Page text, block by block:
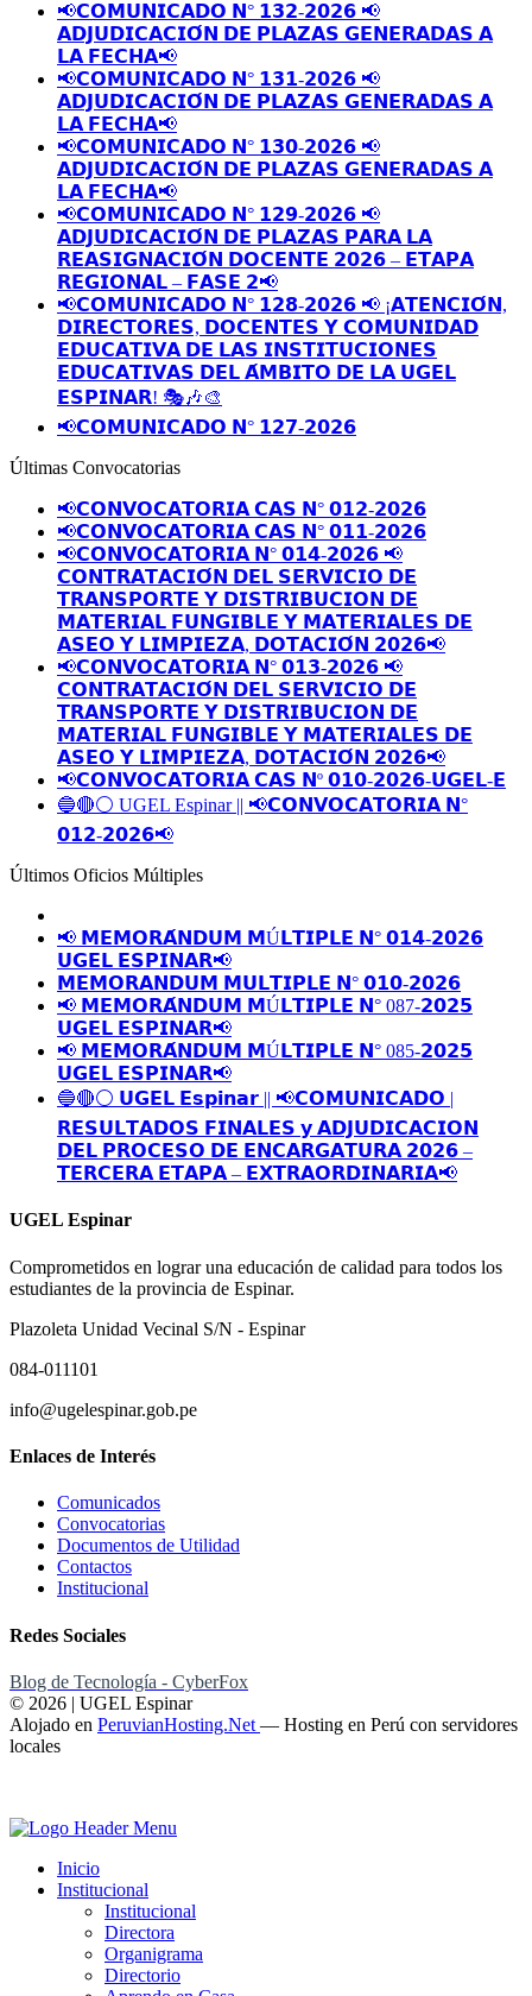
📢𝗖𝗢𝗠𝗨𝗡𝗜𝗖𝗔𝗗𝗢 𝗡° 𝟭𝟯𝟮-𝟮𝟬𝟮𝟲 📢
𝗔𝗗𝗝𝗨𝗗𝗜𝗖𝗔𝗖𝗜𝗢́𝗡 𝗗𝗘 𝗣𝗟𝗔𝗭𝗔𝗦 𝗚𝗘𝗡𝗘𝗥𝗔𝗗𝗔𝗦 𝗔
𝗟𝗔 𝗙𝗘𝗖𝗛𝗔📢
📢𝗖𝗢𝗠𝗨𝗡𝗜𝗖𝗔𝗗𝗢 𝗡° 𝟭𝟯𝟭-𝟮𝟬𝟮𝟲 📢
𝗔𝗗𝗝𝗨𝗗𝗜𝗖𝗔𝗖𝗜𝗢́𝗡 𝗗𝗘 𝗣𝗟𝗔𝗭𝗔𝗦 𝗚𝗘𝗡𝗘𝗥𝗔𝗗𝗔𝗦 𝗔
𝗟𝗔 𝗙𝗘𝗖𝗛𝗔📢
📢𝗖𝗢𝗠𝗨𝗡𝗜𝗖𝗔𝗗𝗢 𝗡° 𝟭𝟯𝟬-𝟮𝟬𝟮𝟲 📢
𝗔𝗗𝗝𝗨𝗗𝗜𝗖𝗔𝗖𝗜𝗢́𝗡 𝗗𝗘 𝗣𝗟𝗔𝗭𝗔𝗦 𝗚𝗘𝗡𝗘𝗥𝗔𝗗𝗔𝗦 𝗔
𝗟𝗔 𝗙𝗘𝗖𝗛𝗔📢
📢𝗖𝗢𝗠𝗨𝗡𝗜𝗖𝗔𝗗𝗢 𝗡° 𝟭𝟮𝟵-𝟮𝟬𝟮𝟲 📢
𝗔𝗗𝗝𝗨𝗗𝗜𝗖𝗔𝗖𝗜𝗢́𝗡 𝗗𝗘 𝗣𝗟𝗔𝗭𝗔𝗦 𝗣𝗔𝗥𝗔 𝗟𝗔
𝗥𝗘𝗔𝗦𝗜𝗚𝗡𝗔𝗖𝗜𝗢́𝗡 𝗗𝗢𝗖𝗘𝗡𝗧𝗘 𝟮𝟬𝟮𝟲 – 𝗘𝗧𝗔𝗣𝗔
𝗥𝗘𝗚𝗜𝗢𝗡𝗔𝗟 – 𝗙𝗔𝗦𝗘 𝟮📢
📢𝗖𝗢𝗠𝗨𝗡𝗜𝗖𝗔𝗗𝗢 𝗡° 𝟭𝟮𝟴-𝟮𝟬𝟮𝟲 📢 ¡𝗔𝗧𝗘𝗡𝗖𝗜𝗢́𝗡,
𝗗𝗜𝗥𝗘𝗖𝗧𝗢𝗥𝗘𝗦, 𝗗𝗢𝗖𝗘𝗡𝗧𝗘𝗦 𝗬 𝗖𝗢𝗠𝗨𝗡𝗜𝗗𝗔𝗗
𝗘𝗗𝗨𝗖𝗔𝗧𝗜𝗩𝗔 𝗗𝗘 𝗟𝗔𝗦 𝗜𝗡𝗦𝗧𝗜𝗧𝗨𝗖𝗜𝗢𝗡𝗘𝗦
𝗘𝗗𝗨𝗖𝗔𝗧𝗜𝗩𝗔𝗦 𝗗𝗘𝗟 𝗔́𝗠𝗕𝗜𝗧𝗢 𝗗𝗘 𝗟𝗔 𝗨𝗚𝗘𝗟
𝗘𝗦𝗣𝗜𝗡𝗔𝗥! 🎭🎶🎨
📢𝗖𝗢𝗠𝗨𝗡𝗜𝗖𝗔𝗗𝗢 𝗡° 𝟭𝟮𝟳-𝟮𝟬𝟮𝟲
Últimas Convocatorias
📢𝗖𝗢𝗡𝗩𝗢𝗖𝗔𝗧𝗢𝗥𝗜𝗔 𝗖𝗔𝗦 𝗡° 𝟬𝟭𝟮-𝟮𝟬𝟮𝟲
📢𝗖𝗢𝗡𝗩𝗢𝗖𝗔𝗧𝗢𝗥𝗜𝗔 𝗖𝗔𝗦 𝗡° 𝟬𝟭𝟭-𝟮𝟬𝟮𝟲
📢𝗖𝗢𝗡𝗩𝗢𝗖𝗔𝗧𝗢𝗥𝗜𝗔 𝗡° 𝟬𝟭𝟰-𝟮𝟬𝟮𝟲 📢
𝗖𝗢𝗡𝗧𝗥𝗔𝗧𝗔𝗖𝗜𝗢́𝗡 𝗗𝗘𝗟 𝗦𝗘𝗥𝗩𝗜𝗖𝗜𝗢 𝗗𝗘
𝗧𝗥𝗔𝗡𝗦𝗣𝗢𝗥𝗧𝗘 𝗬 𝗗𝗜𝗦𝗧𝗥𝗜𝗕𝗨𝗖𝗜𝗢𝗡 𝗗𝗘
𝗠𝗔𝗧𝗘𝗥𝗜𝗔𝗟 𝗙𝗨𝗡𝗚𝗜𝗕𝗟𝗘 𝗬 𝗠𝗔𝗧𝗘𝗥𝗜𝗔𝗟𝗘𝗦 𝗗𝗘
𝗔𝗦𝗘𝗢 𝗬 𝗟𝗜𝗠𝗣𝗜𝗘𝗭𝗔, 𝗗𝗢𝗧𝗔𝗖𝗜𝗢́𝗡 𝟮𝟬𝟮𝟲📢
📢𝗖𝗢𝗡𝗩𝗢𝗖𝗔𝗧𝗢𝗥𝗜𝗔 𝗡° 𝟬𝟭𝟯-𝟮𝟬𝟮𝟲 📢
𝗖𝗢𝗡𝗧𝗥𝗔𝗧𝗔𝗖𝗜𝗢́𝗡 𝗗𝗘𝗟 𝗦𝗘𝗥𝗩𝗜𝗖𝗜𝗢 𝗗𝗘
𝗧𝗥𝗔𝗡𝗦𝗣𝗢𝗥𝗧𝗘 𝗬 𝗗𝗜𝗦𝗧𝗥𝗜𝗕𝗨𝗖𝗜𝗢𝗡 𝗗𝗘
𝗠𝗔𝗧𝗘𝗥𝗜𝗔𝗟 𝗙𝗨𝗡𝗚𝗜𝗕𝗟𝗘 𝗬 𝗠𝗔𝗧𝗘𝗥𝗜𝗔𝗟𝗘𝗦 𝗗𝗘
𝗔𝗦𝗘𝗢 𝗬 𝗟𝗜𝗠𝗣𝗜𝗘𝗭𝗔, 𝗗𝗢𝗧𝗔𝗖𝗜𝗢́𝗡 𝟮𝟬𝟮𝟲📢
📢𝗖𝗢𝗡𝗩𝗢𝗖𝗔𝗧𝗢𝗥𝗜𝗔 𝗖𝗔𝗦 𝗡º 𝟬𝟭𝟬-𝟮𝟬𝟮𝟲-𝗨𝗚𝗘𝗟-𝗘
🔵🔴⚪️ UGEL Espinar || 📢𝗖𝗢𝗡𝗩𝗢𝗖𝗔𝗧𝗢𝗥𝗜𝗔 𝗡°
𝟬𝟭𝟮-𝟮𝟬𝟮𝟲📢
Últimos Oficios Múltiples
📢 𝗠𝗘𝗠𝗢𝗥𝗔́𝗡𝗗𝗨𝗠 𝗠Ú𝗟𝗧𝗜𝗣𝗟𝗘 𝗡° 𝟬𝟭𝟰-𝟮𝟬𝟮𝟲
𝗨𝗚𝗘𝗟 𝗘𝗦𝗣𝗜𝗡𝗔𝗥📢
𝗠𝗘𝗠𝗢𝗥𝗔𝗡𝗗𝗨𝗠 𝗠𝗨𝗟𝗧𝗜𝗣𝗟𝗘 𝗡° 𝟬𝟭𝟬-𝟮𝟬𝟮𝟲
📢 𝗠𝗘𝗠𝗢𝗥𝗔́𝗡𝗗𝗨𝗠 𝗠Ú𝗟𝗧𝗜𝗣𝗟𝗘 𝗡° 087-𝟮𝟬𝟮𝟱
𝗨𝗚𝗘𝗟 𝗘𝗦𝗣𝗜𝗡𝗔𝗥📢
📢 𝗠𝗘𝗠𝗢𝗥𝗔́𝗡𝗗𝗨𝗠 𝗠Ú𝗟𝗧𝗜𝗣𝗟𝗘 𝗡° 085-𝟮𝟬𝟮𝟱
𝗨𝗚𝗘𝗟 𝗘𝗦𝗣𝗜𝗡𝗔𝗥📢
🔵🔴⚪️ 𝗨𝗚𝗘𝗟 𝗘𝘀𝗽𝗶𝗻𝗮𝗿 || 📢𝗖𝗢𝗠𝗨𝗡𝗜𝗖𝗔𝗗𝗢 |
𝗥𝗘𝗦𝗨𝗟𝗧𝗔𝗗𝗢𝗦 𝗙𝗜𝗡𝗔𝗟𝗘𝗦 𝘆 𝗔𝗗𝗝𝗨𝗗𝗜𝗖𝗔𝗖𝗜𝗢𝗡
𝗗𝗘𝗟 𝗣𝗥𝗢𝗖𝗘𝗦𝗢 𝗗𝗘 𝗘𝗡𝗖𝗔𝗥𝗚𝗔𝗧𝗨𝗥𝗔 𝟮𝟬𝟮𝟲 –
𝗧𝗘𝗥𝗖𝗘𝗥𝗔 𝗘𝗧𝗔𝗣𝗔 – 𝗘𝗫𝗧𝗥𝗔𝗢𝗥𝗗𝗜𝗡𝗔𝗥𝗜𝗔📢
UGEL Espinar
Comprometidos en lograr una educación de calidad para todos los
estudiantes de la provincia de Espinar.
Plazoleta Unidad Vecinal S/N - Espinar
084-011101
info@ugelespinar.gob.pe
Enlaces de Interés
Comunicados
Convocatorias
Documentos de Utilidad
Contactos
Institucional
Redes Sociales
Blog de Tecnología - CyberFox
© 2026 | UGEL Espinar
Alojado en PeruvianHosting.Net — Hosting en Perú con servidores
locales
Inicio
Institucional
Institucional
Directora
Organigrama
Directorio